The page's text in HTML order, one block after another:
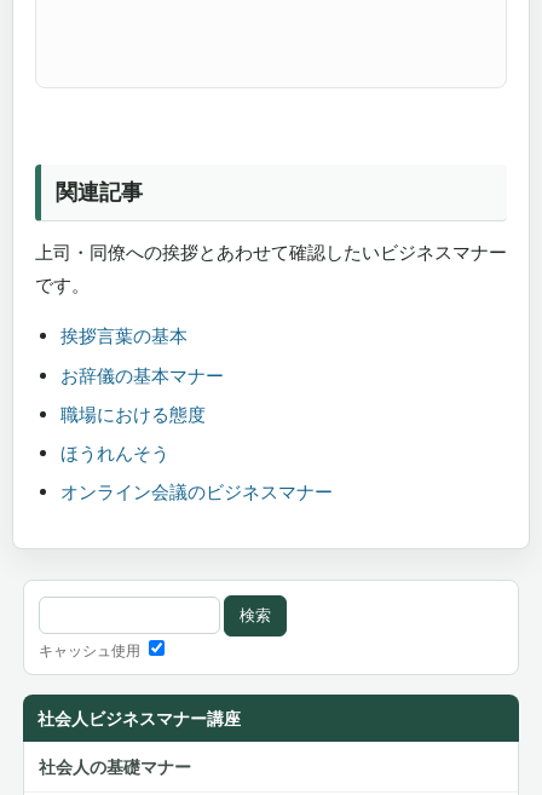
関連記事
上司・同僚への挨拶とあわせて確認したいビジネスマナー
です。
挨拶言葉の基本
お辞儀の基本マナー
職場における態度
ほうれんそう
オンライン会議のビジネスマナー
キャッシュ使用
社会人ビジネスマナー講座
社会人の基礎マナー